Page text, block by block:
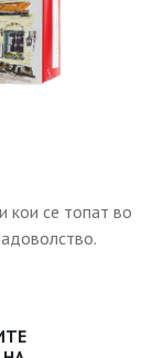
кои се топат во